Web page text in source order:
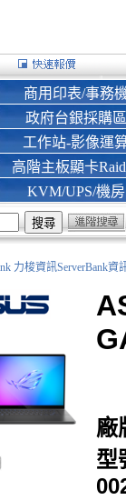
商用印表/事務
政府台銀採購區
工作站-影像運
高階主板顯卡
KVM/UPS/機房
力梭資訊ServerBank資
型